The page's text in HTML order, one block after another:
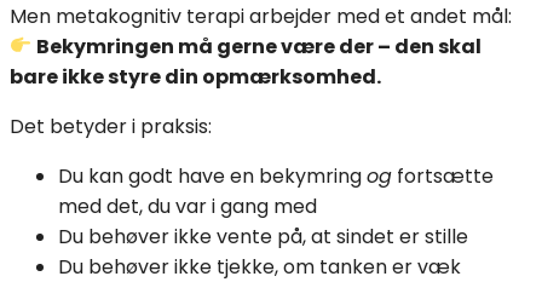
Men metakognitiv terapi arbejder med et andet mål:
Bekymringen må gerne være der – den skal
bare ikke styre din opmærksomhed.
Det betyder i praksis:
Du kan godt have en bekymringog fortsætte
med det, du var i gang med
Du behøver ikke vente på, at sindet er stille
Du behøver ikke tjekke, om tanken er væk